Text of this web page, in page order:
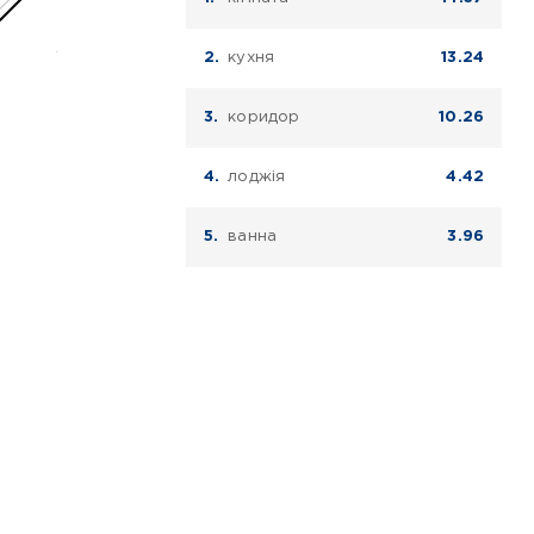
кухня 13.24
коридор 10.26
лоджія 4.42
ванна 3.96